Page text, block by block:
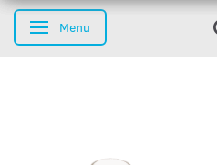
Skifte navigation
Menu